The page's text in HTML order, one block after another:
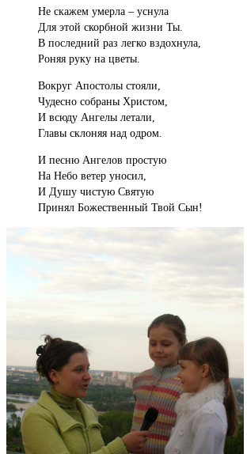
Не скажем умерла – уснула
Для этой скорбной жизни Ты.
В последний раз легко вздохнула,
Роняя руку на цветы.
Вокруг Апостолы стояли,
Чудесно собраны Христом,
И всюду Ангелы летали,
Главы склоняя над одром.
И песню Ангелов простую
На Небо ветер уносил,
И Душу чистую Святую
Принял Божественный Твой Сын!